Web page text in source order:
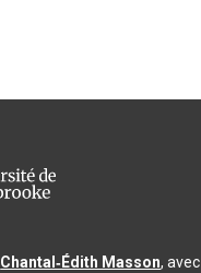
Chantal‑Édith Masson,